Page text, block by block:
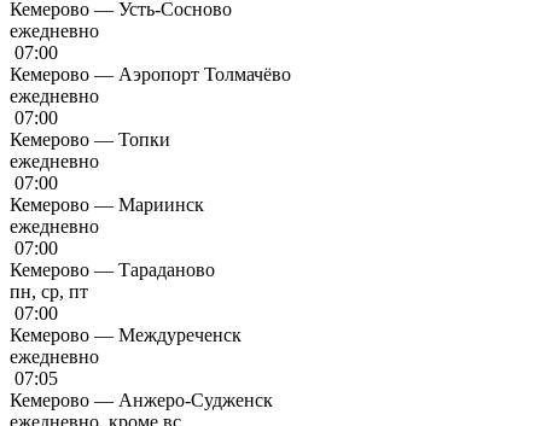
Кемерово — Усть-Сосново
ежедневно
07:00
Кемерово — Аэропорт Толмачёво
ежедневно
07:00
Кемерово — Топки
ежедневно
07:00
Кемерово — Мариинск
ежедневно
07:00
Кемерово — Тараданово
пн, ср, пт
07:00
Кемерово — Междуреченск
ежедневно
07:05
Кемерово — Анжеро-Судженск
ежедневно, кроме вс